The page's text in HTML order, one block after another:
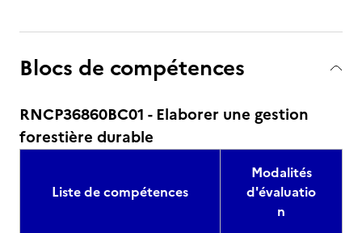
Blocs de compétences
RNCP36860BC01 - Elaborer une gestion
forestière durable
Liste de compétences
Modalités
d'évaluatio
n